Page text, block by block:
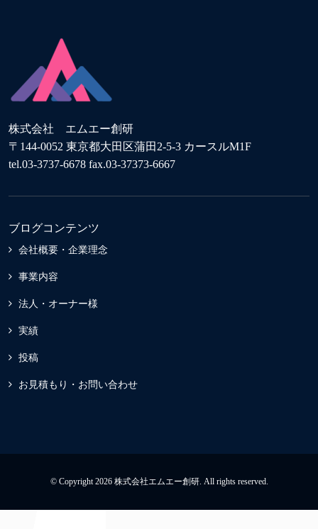
株式会社 エムエー創研
〒144-0052 東京都大田区蒲田2-5-3 カースルM1F
tel.03-3737-6678 fax.03-37373-6667
ブログコンテンツ
会社概要・企業理念
事業内容
法人・オーナー様
実績
投稿
お見積もり・お問い合わせ
© Copyright 2026 株式会社エムエー創研. All rights reserved.